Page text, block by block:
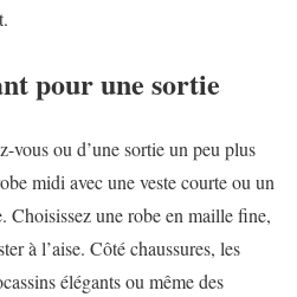
pour une sortie
vous ou d’une sortie un peu plus
midi avec une veste courte ou un
Choisissez une robe en maille fine,
à l’aise. Côté chaussures, les
élégants ou même des